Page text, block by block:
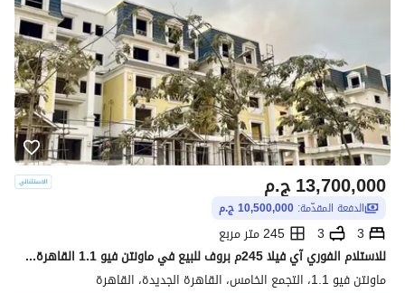
ج.م13,700,000
الدفعة المقدّمة: 10,500,000 ج.م
3
3
245 متر مربع
للاستلام الفوري آي فيلا 245م بروف للبيع في ماونتن فيو 1.1 القاهرة الجديدة Mountain View 1.1 New Cairo
ماونتن فيو 1.1، التجمع الخامس، القاهرة الجديدة، القاهرة